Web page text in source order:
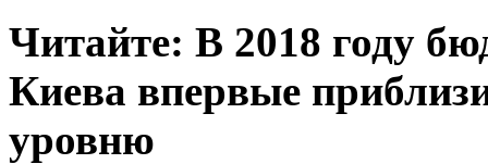
Читайте: В 2018 году
Киева впервые
уровню